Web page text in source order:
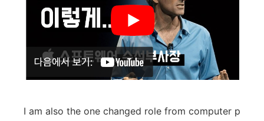
I am also the one changed role from computer p